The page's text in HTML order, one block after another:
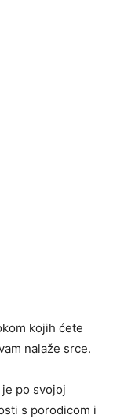
kojih ćete
nalaže srce.
po svojoj
s porodicom i